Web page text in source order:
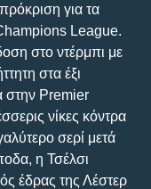
για τα
League.
στο ντέρμπι με
στα έξι
στην Premier
νίκες κόντρα
σερί μετά
η Τσέλσι
έδρας της Λέστερ